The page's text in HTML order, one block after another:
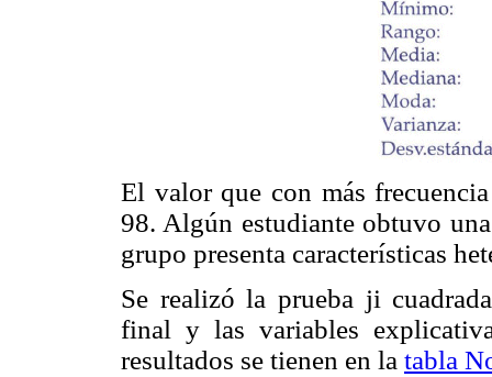
El valor que con más
98. Algún estudiante obtuvo
grupo presenta características
Se realizó la prueba ji
final y las variables
resultados se tienen en la tabla